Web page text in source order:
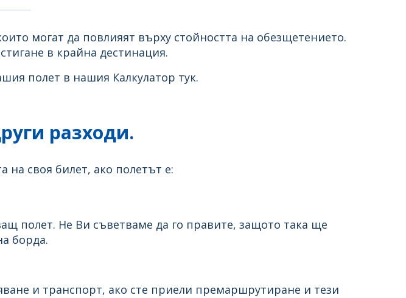
могат да повлияят върху стойността на обезщетението.
в крайна дестинация.
полет в нашия Калкулатор тук.
разходи.
на своя билет, ако полетът е:
полет. Не Ви съветваме да го правите, защото така ще
борда.
и транспорт, ако сте приели премаршрутиране и тези